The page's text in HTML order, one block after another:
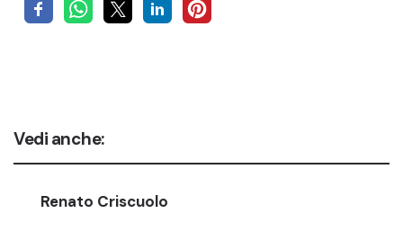
Vedi anche:
Renato Criscuolo